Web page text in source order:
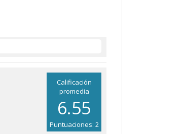
Calificación
promedia
6.55
Puntuaciones: 2